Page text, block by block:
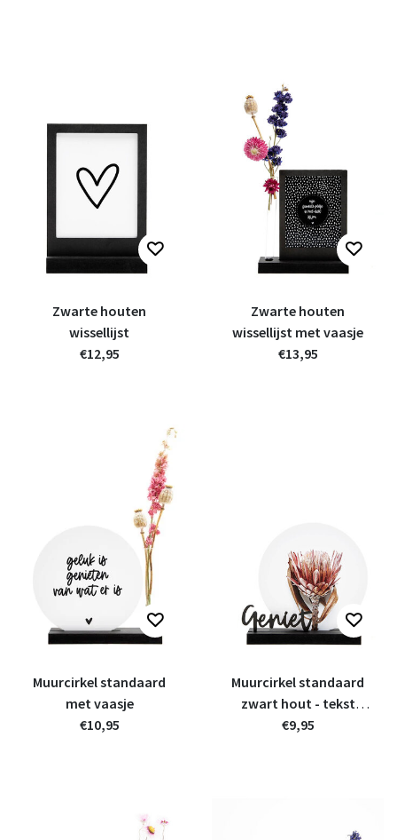
Zwarte houten
wissellijst
€12,95
Zwarte houten
wissellijst met vaasje
€13,95
Muurcirkel standaard
met vaasje
€10,95
Muurcirkel standaard
zwart hout - tekst
Geniet
€9,95